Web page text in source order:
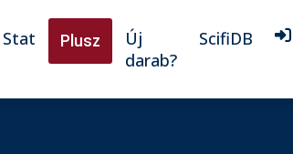
Stat Plusz
Új
darab?
ScifiDB